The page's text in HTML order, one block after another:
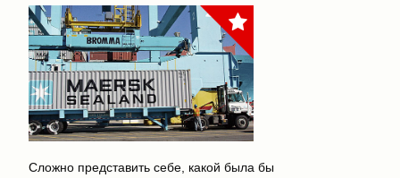
Сложно представить себе, какой была бы